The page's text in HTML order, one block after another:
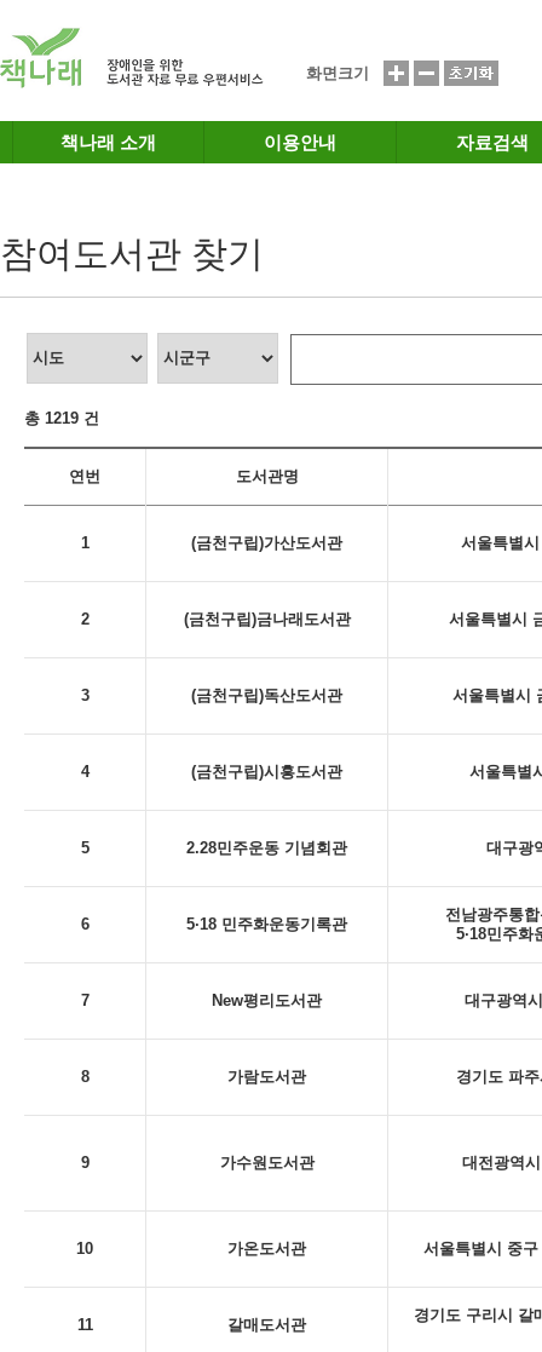
화면크기
책나래 소개 이용안내 자료검색
참여도서관 찾기
총 1219 건
연번 도서관명
1 (금천구립)가산도서관 서울특별
2 (금천구립)금나래도서관 서울특별시
3 (금천구립)독산도서관 서울특별시
4 (금천구립)시흥도서관 서울특별
5 2.28민주운동 기념회관 대구광
6 5·18 민주화운동기록관
전남광주통
5·18민주화
7 New평리도서관 대구광역
8 가람도서관 경기도 파
9 가수원도서관 대전광역
10 가온도서관 서울특별시 중
11 갈매도서관
경기도 구리시 갈